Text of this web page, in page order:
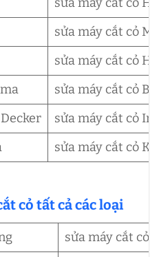
sửa máy cắt cỏ
sửa máy cắt cỏ
sửa máy cắt cỏ
sửa máy cắt cỏ
sửa máy cắt cỏ
cỏ tất cả các loại
sửa máy cắt cỏ